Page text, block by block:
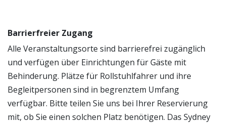
Barrierfreier Zugang
Alle Veranstaltungsorte sind barrierefrei zugänglich
und verfügen über Einrichtungen für Gäste mit
Behinderung. Plätze für Rollstuhlfahrer und ihre
Begleitpersonen sind in begrenztem Umfang
verfügbar. Bitte teilen Sie uns bei Ihrer Reservierung
mit, ob Sie einen solchen Platz benötigen. Das Sydney